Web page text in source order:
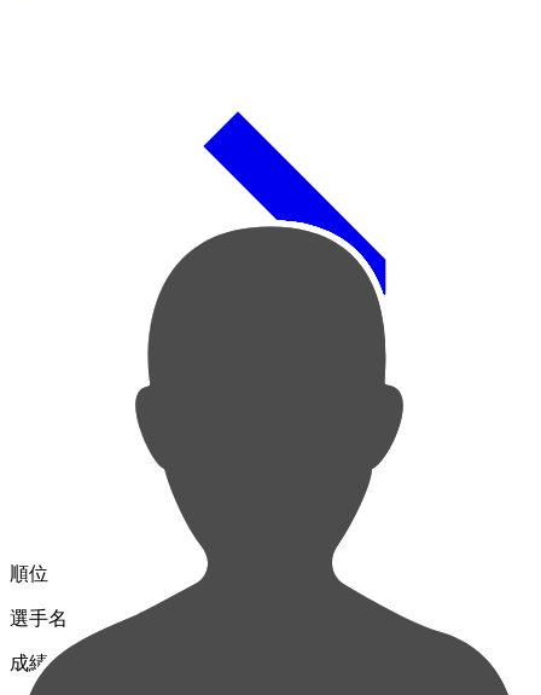
順位
選手名
成績